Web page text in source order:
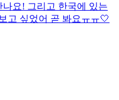
요! 그리고 한국에 있는
고 싶었어 곧 봐요ㅠㅠ🤍